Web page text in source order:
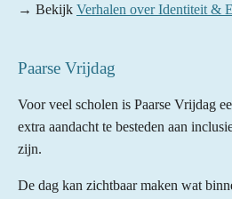
→ Bekijk Verhalen over Identiteit &
Paarse Vrijdag
Voor veel scholen is Paarse Vrijdag
extra aandacht te besteden aan
zijn.
De dag kan zichtbaar maken wat